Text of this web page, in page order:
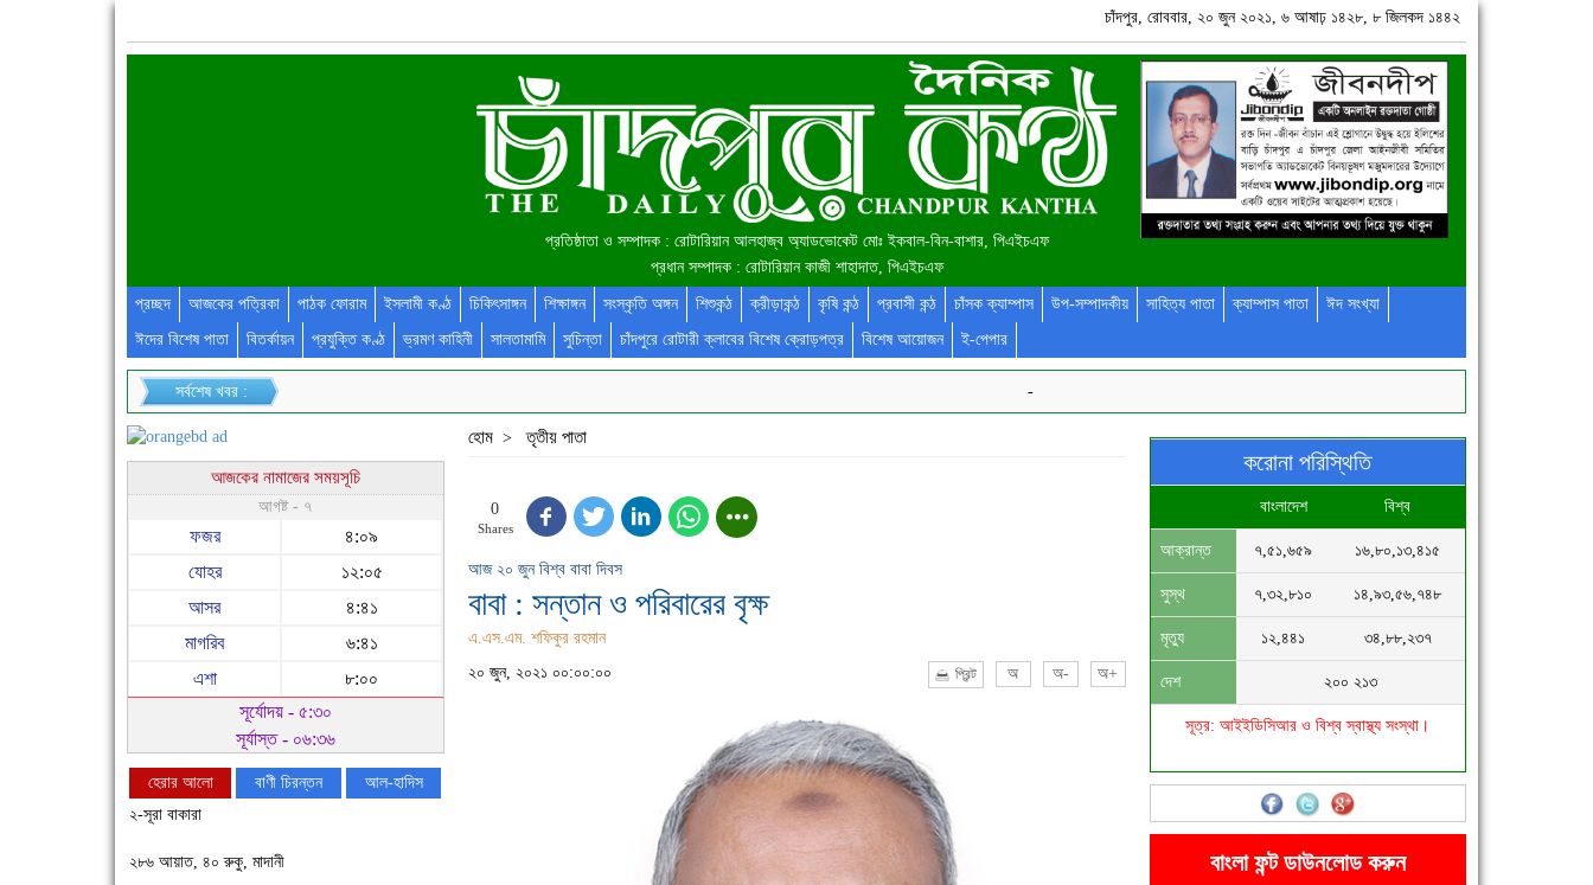
চাঁদপুর, রোববার, ২০ জুন ২০২১, ৬ আষাঢ় ১৪২৮, ৮ জিলকদ ১৪৪২
প্রতিষ্ঠাতা ও সম্পাদক : রোটারিয়ান আলহাজ্ব অ্যাডভোকেট মোঃ ইকবাল-বিন-বাশার, পিএইচএফ
প্রধান সম্পাদক : রোটারিয়ান কাজী শাহাদাত, পিএইচএফ
প্রচ্ছদ আজকের পত্রিকা পাঠক ফোরাম ইসলামী কণ্ঠ চিকিৎসাঙ্গন শিক্ষাঙ্গন সংস্কৃতি অঙ্গন শিশুকন্ঠ ক্রীড়াকন্ঠ কৃষি কন্ঠ প্রবাসী কন্ঠ চাঁসক ক্যাম্পাস উপ-সম্পাদকীয় সাহিত্য পাতা ক্যাম্পাস পাতা
ঈদ সংখ্যা
ঈদের বিশেষ পাতা
বিতর্কায়ন প্রযুক্তি কণ্ঠ ভ্রমণ কাহিনী সালতামামি সুচিন্তা চাঁদপুরে রোটারী ক্লাবের বিশেষ ক্রোড়পত্র বিশেষ আয়োজন ই-পেপার
সর্বশেষ খবর :
আজকের নামাজের সময়সূচি
আগষ্ট - ৭
ফজর
৪:০৯
যোহর
১২:০৫
আসর
৪:৪১
মাগরিব
৬:৪১
এশা
৮:০০
সূর্যোদয় - ৫:৩০
সূর্যাস্ত - ০৬:৩৬
হেরার আলো বাণী চিরন্তন
আল-হাদিস
২-সূরা বাকারা
২৮৬ আয়াত, ৪০ রুকু, মাদানী
হোম > তৃতীয় পাতা
0
Shares
আজ ২০ জুন বিশ্ব বাবা দিবস
বাবা : সন্তান ও পরিবারের বৃক্ষ
এ.এস.এম. শফিকুর রহমান
২০ জুন, ২০২১ ০০:০০:০০
প্রিন্ট অ অ- অ+
করোনা পরিস্থিতি
বাংলাদেশ বিশ্ব
আক্রান্ত ৭,৫১,৬৫৯ ১৬,৮০,১৩,৪১৫
সুস্থ ৭,৩২,৮১০ ১৪,৯৩,৫৬,৭৪৮
মৃত্যু ১২,৪৪১ ৩৪,৮৮,২৩৭
দেশ ২০০ ২১৩
সূত্র: আইইডিসিআর ও বিশ্ব স্বাস্থ্য সংস্থা।
বাংলা ফন্ট ডাউনলোড করুন